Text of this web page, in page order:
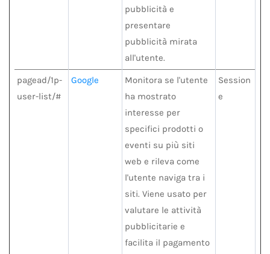
pubblicità e
presentare
pubblicità mirata
all'utente.
pagead/1p-
user-list/#
Google
Monitora se l'utente
ha mostrato
interesse per
specifici prodotti o
eventi su più siti
web e rileva come
l'utente naviga tra i
siti. Viene usato per
valutare le attività
pubblicitarie e
facilita il pagamento
Session
e